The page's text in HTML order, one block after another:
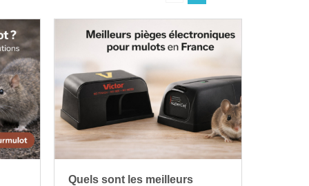
Quels sont les meilleurs